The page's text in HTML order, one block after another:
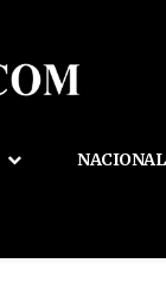
NACIONAL